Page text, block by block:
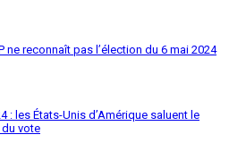
ne reconnaît pas l’élection du 6 mai 2024
: les États-Unis d’Amérique saluent le
vote